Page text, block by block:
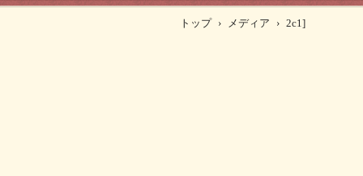
トップ › メディア › 2c1]